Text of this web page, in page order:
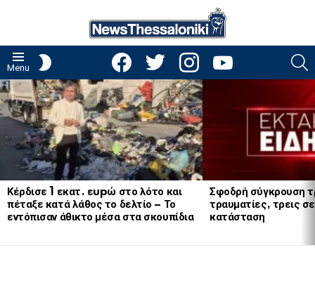
Menu
facebooktwitter instagramyoutube
LATEST
STORIES
Κέρδισε 1 εκατ. εupώ στο λότο και
πέταξε κατά λάθος το δελτίο – Το
εντόπισαν άθικτο μέσα στα σκουπίδια
Σφοδρή σύγκρουση
τραυματίες, τρεις
κατάσταση